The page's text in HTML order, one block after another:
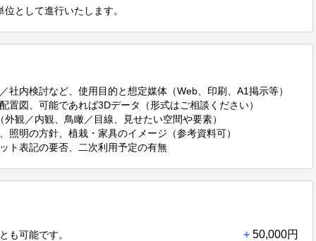
として進行いたします。
社内検討など、使用目的と想定媒体（Web、印刷、A1掲示等）
置図、可能であれば3Dデータ（形式はご相談ください）
観／内観、鳥瞰／目線、見せたい空間や要素）
照明の方針、植栽・家具のイメージ（参考資料可）
ト表記の要否、二次利用予定の有無
も可能です。 + 50,000円